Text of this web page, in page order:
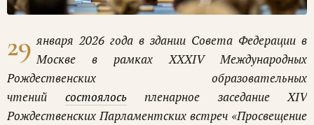
29 января 2026 года в здании Совета Федерации в
Москве в рамках XXXIV Международных
Рождественских образовательных
чтений состоялосьпленарное заседание XIV
Рождественских Парламентских встреч «Просвещение